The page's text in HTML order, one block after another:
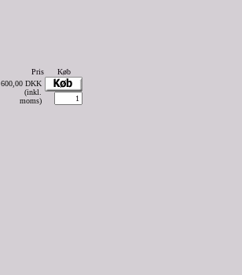
Pris
Køb
600,00 DKK
(inkl.
moms)